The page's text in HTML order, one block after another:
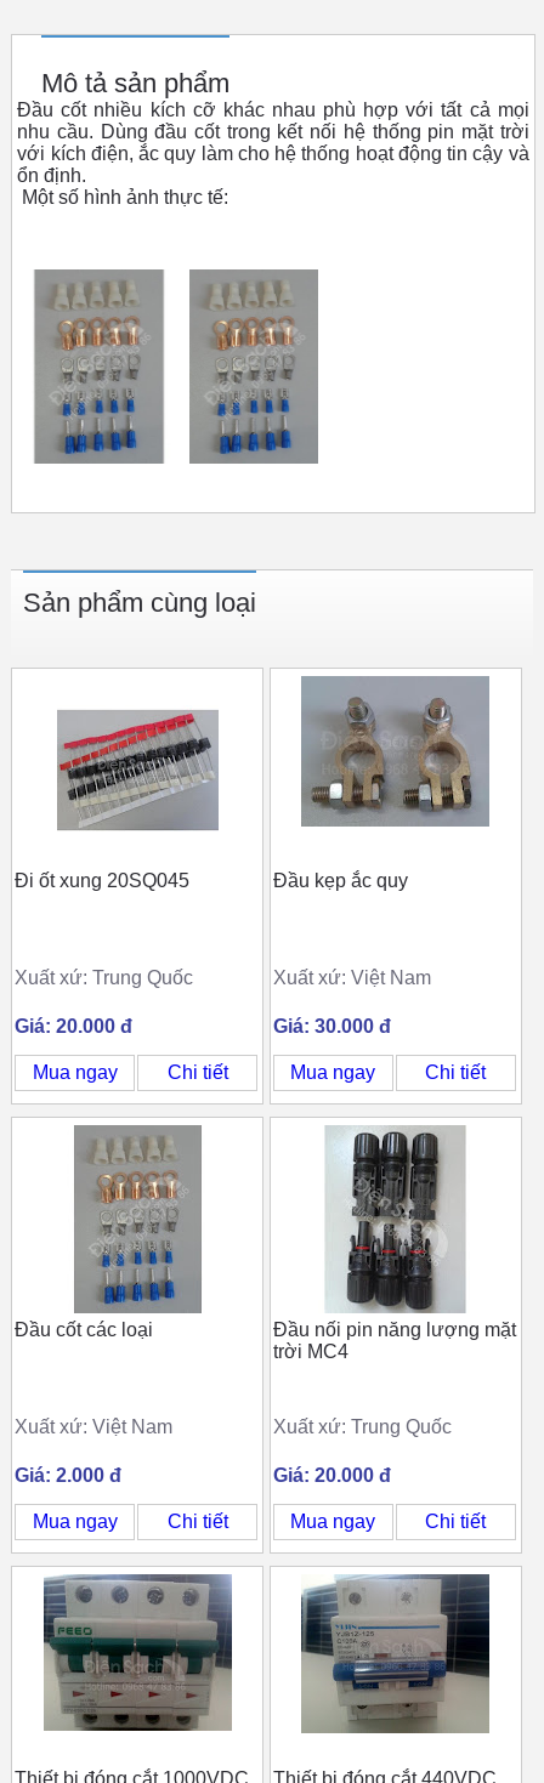
Mô tả sản phẩm
Đầu cốt nhiều kích cỡ khác nhau phù hợp với tất cả mọi
nhu cầu. Dùng đầu cốt trong kết nối hệ thống pin mặt trời
với kích điện, ắc quy làm cho hệ thống hoạt động tin cậy và
ổn định.
Một số hình ảnh thực tế:
Sản phẩm cùng loại
Đi ốt xung 20SQ045
Xuất xứ: Trung Quốc
Giá: 20.000 đ
Mua ngay Chi tiết
Đầu kẹp ắc quy
Xuất xứ: Việt Nam
Giá: 30.000 đ
Mua ngay Chi tiết
Đầu cốt các loại
Xuất xứ: Việt Nam
Giá: 2.000 đ
Mua ngay Chi tiết
Đầu nối pin năng lượng mặt
trời MC4
Xuất xứ: Trung Quốc
Giá: 20.000 đ
Mua ngay Chi tiết
Thiết bị đóng cắt 1000VDC Thiết bị đóng cắt 440VDC